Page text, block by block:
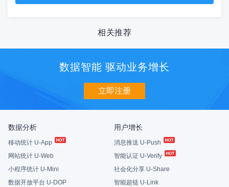
相关推荐
数据智能 驱动业务增长
立即注册
数据分析
移动统计 U-App
网站统计 U-Web
小程序统计 U-Mini
数据开放平台 U-DOP
用户增长
消息推送 U-Push
智能认证 U-Verify
社会化分享 U-Share
智能超链 U-Link